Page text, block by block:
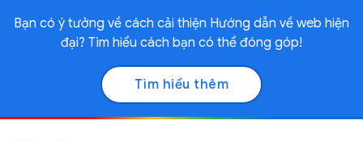
Bạn có ý tưởng về cách cải thiện Hướng dẫn về web hiện
đại? Tìm hiểu cách bạn có thể đóng góp!
Tìm hiểu thêm